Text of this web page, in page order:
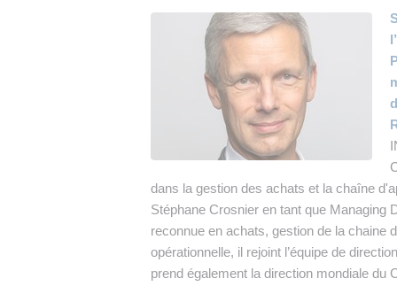
dans la gestion des achats et la chaîne
Stéphane Crosnier en tant que Managing
reconnue en achats, gestion de la chaine
opérationnelle, il rejoint l’équipe de
prend également la direction mondiale du